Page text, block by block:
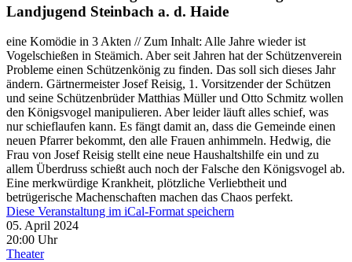
Landjugend Steinbach a. d. Haide
eine Komödie in 3 Akten // Zum Inhalt: Alle Jahre wieder ist
Vogelschießen in Steämich. Aber seit Jahren hat der Schützenverein
Probleme einen Schützenkönig zu finden. Das soll sich dieses Jahr
ändern. Gärtnermeister Josef Reisig, 1. Vorsitzender der Schützen
und seine Schützenbrüder Matthias Müller und Otto Schmitz wollen
den Königsvogel manipulieren. Aber leider läuft alles schief, was
nur schieflaufen kann. Es fängt damit an, dass die Gemeinde einen
neuen Pfarrer bekommt, den alle Frauen anhimmeln. Hedwig, die
Frau von Josef Reisig stellt eine neue Haushaltshilfe ein und zu
allem Überdruss schießt auch noch der Falsche den Königsvogel ab.
Eine merkwürdige Krankheit, plötzliche Verliebtheit und
betrügerische Machenschaften machen das Chaos perfekt.
Diese Veranstaltung im iCal-Format speichern
05. April 2024
20:00 Uhr
Theater